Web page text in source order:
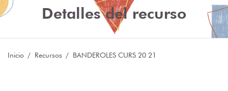
Detalles del recurso
Inicio Recursos BANDEROLES CURS 20 21